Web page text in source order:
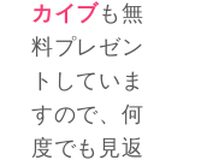
カイブ も無
料プレゼン
トしていま
すので、何
度でも見返